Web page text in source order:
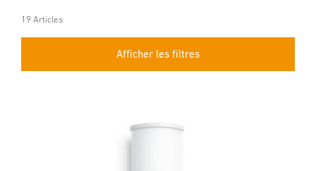
19 Articles
Afficher les filtres